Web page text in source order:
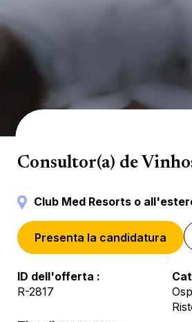
Catering & Bar
Consultor(a) de
Club Med Resorts o
Presenta la candidatura
ID dell'offerta
R-2817